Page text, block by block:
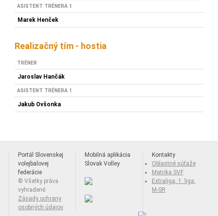
ASISTENT TRÉNERA 1
Marek Henček
Realizačný tím - hostia
TRÉNER
Jaroslav Hančák
ASISTENT TRÉNERA 1
Jakub Ovšonka
Portál Slovenskej
volejbalovej
federácie
© Všetky práva
vyhradené
Zásady ochrany
osobných údajov
Mobilná aplikácia
Slovak Volley
Kontakty
Oblastné súťaže
Matrika SVF
Extraliga, 1. liga,
M-SR